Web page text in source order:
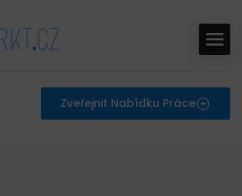
Zveřejnit Nabídku Práce